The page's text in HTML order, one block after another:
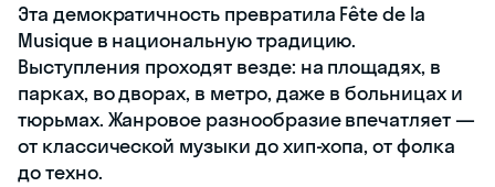
Эта демократичность превратила Fête de la
Musique в национальную традицию.
Выступления проходят везде: на площадях, в
парках, во дворах, в метро, даже в больницах и
тюрьмах. Жанровое разнообразие впечатляет —
от классической музыки до хип-хопа, от фолка
до техно.